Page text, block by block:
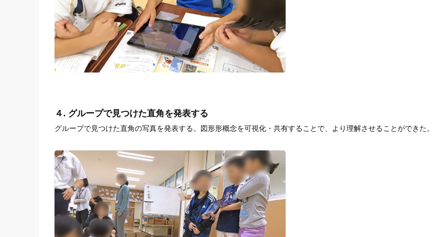
４. グループで見つけた直角を発表する
グループで見つけた直角の写真を発表する。図形形概念を可視化・共有することで、より理解させることができた。